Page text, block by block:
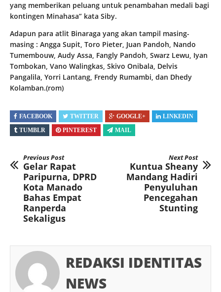
yang memberikan peluang untuk penambahan medali bagi
kontingen Minahasa” kata Siby.
Adapun para atlit Binaraga yang akan tampil masing-
masing : Angga Supit, Toro Pieter, Juan Pandoh, Nando
Tumembouw, Audy Assa, Fangly Pandoh, Swarz Lewu, Iyan
Tombokan, Vano Walingkas, Skivo Onibala, Delvis
Pangalila, Yorri Lantang, Frendy Rumambi, dan Dhedy
Kolamban.(rom)
FACEBOOK TWITTER GOOGLE+
LINKEDIN
TUMBLR
PINTEREST MAIL
Previous Post
Gelar Rapat
Paripurna, DPRD
Kota Manado
Bahas Empat
Ranperda
Sekaligus
Next Post
Kuntua Sheany
Mandang Hadiri
Penyuluhan
Pencegahan
Stunting
REDAKSI IDENTITAS
NEWS